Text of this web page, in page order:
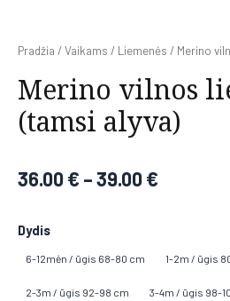
Pradžia /Vaikams / Liemenės / Merino
Merino vilnos
(tamsi alyva)
36.00€ –39.00€
Dydis
6-12mėn / ūgis 68-80 cm 1-2m / ūgis
2-3m / ūgis 92-98 cm 3-4m / ūgis 98-